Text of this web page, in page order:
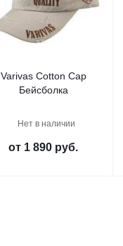
Varivas Cotton Cap
Бейсболка
Нет в наличии
от 1 890 руб.